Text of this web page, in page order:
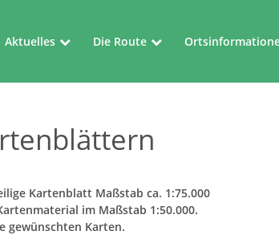
Aktuelles
Veranstaltungen
Die Route
Kartenblätter
Kartenblatt Maßstab ca. 1:75.000
im Maßstab 1:50.000.
gewünschten Karten.